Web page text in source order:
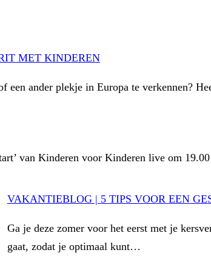
MET KINDEREN
een ander plekje in Europa te verkennen?
van Kinderen voor Kinderen live om
VAKANTIEBLOG | 5 TIPS VOOR EEN
Ga je deze zomer voor het eerst met je
gaat, zodat je optimaal kunt…